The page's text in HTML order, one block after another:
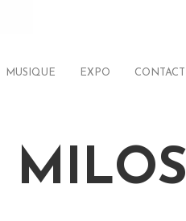
MUSIQUE EXPO CONTACT
MILOS